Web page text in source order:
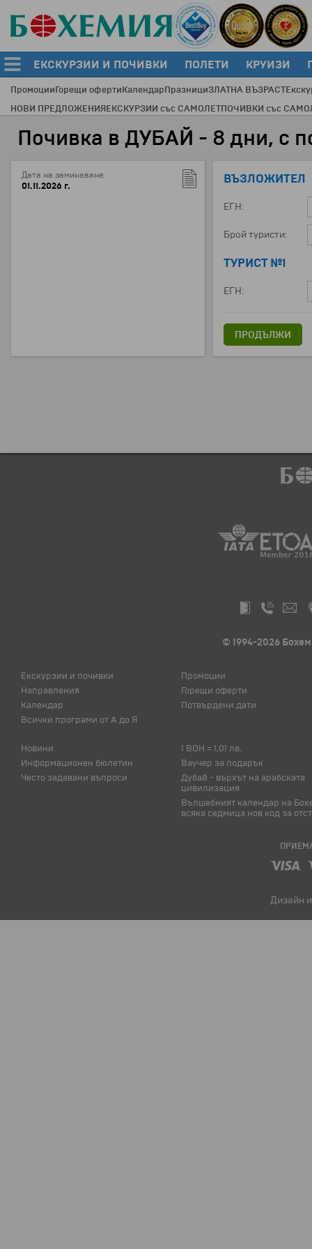
ЕКСКУРЗИИ И ПОЧИВКИ ПОЛЕТИ КРУИЗИ
ПромоцииГорещи офертиКалендарПразнициЗЛАТНА ВЪЗРАСТ
НОВИ ПРЕДЛОЖЕНИЯЕКСКУРЗИИ със САМОЛЕТПОЧИВКИ със
Почивка в ДУБАЙ - 8 дни, с
Дата на заминаване:
01.11.2026 г. ВЪЗЛОЖИТЕЛ
ЕГН:
Брой туристи:
ТУРИСТ №1
ЕГН:
ПРОДЪЛЖИ
© 1994-2026
Екскурзии и почивки
Направления
Календар
Всички програми от А до Я
Промоции
Горещи оферти
Потвърдени дати
Новини
Информационен бюлетин
Често задавани въпроси
1 BOH = 1,01 лв.
Ваучер за подарък
Дубай - върхът на арабската
цивилизация
Вълшебният календар на
всяка седмица нов код за
Дизайн